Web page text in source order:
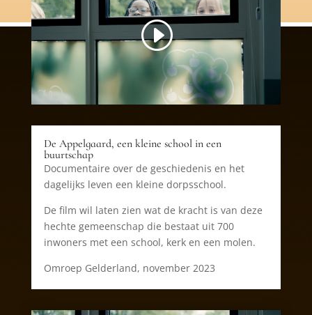
De Appelgaard, een kleine school in een
buurtschap
Documentaire over de geschiedenis en het
dagelijks leven een kleine dorpsschool.
De film wil laten zien wat de kracht is van deze
hechte gemeenschap die bestaat uit 700
inwoners met een school, kerk en een molen.
Omroep Gelderland, november 2023